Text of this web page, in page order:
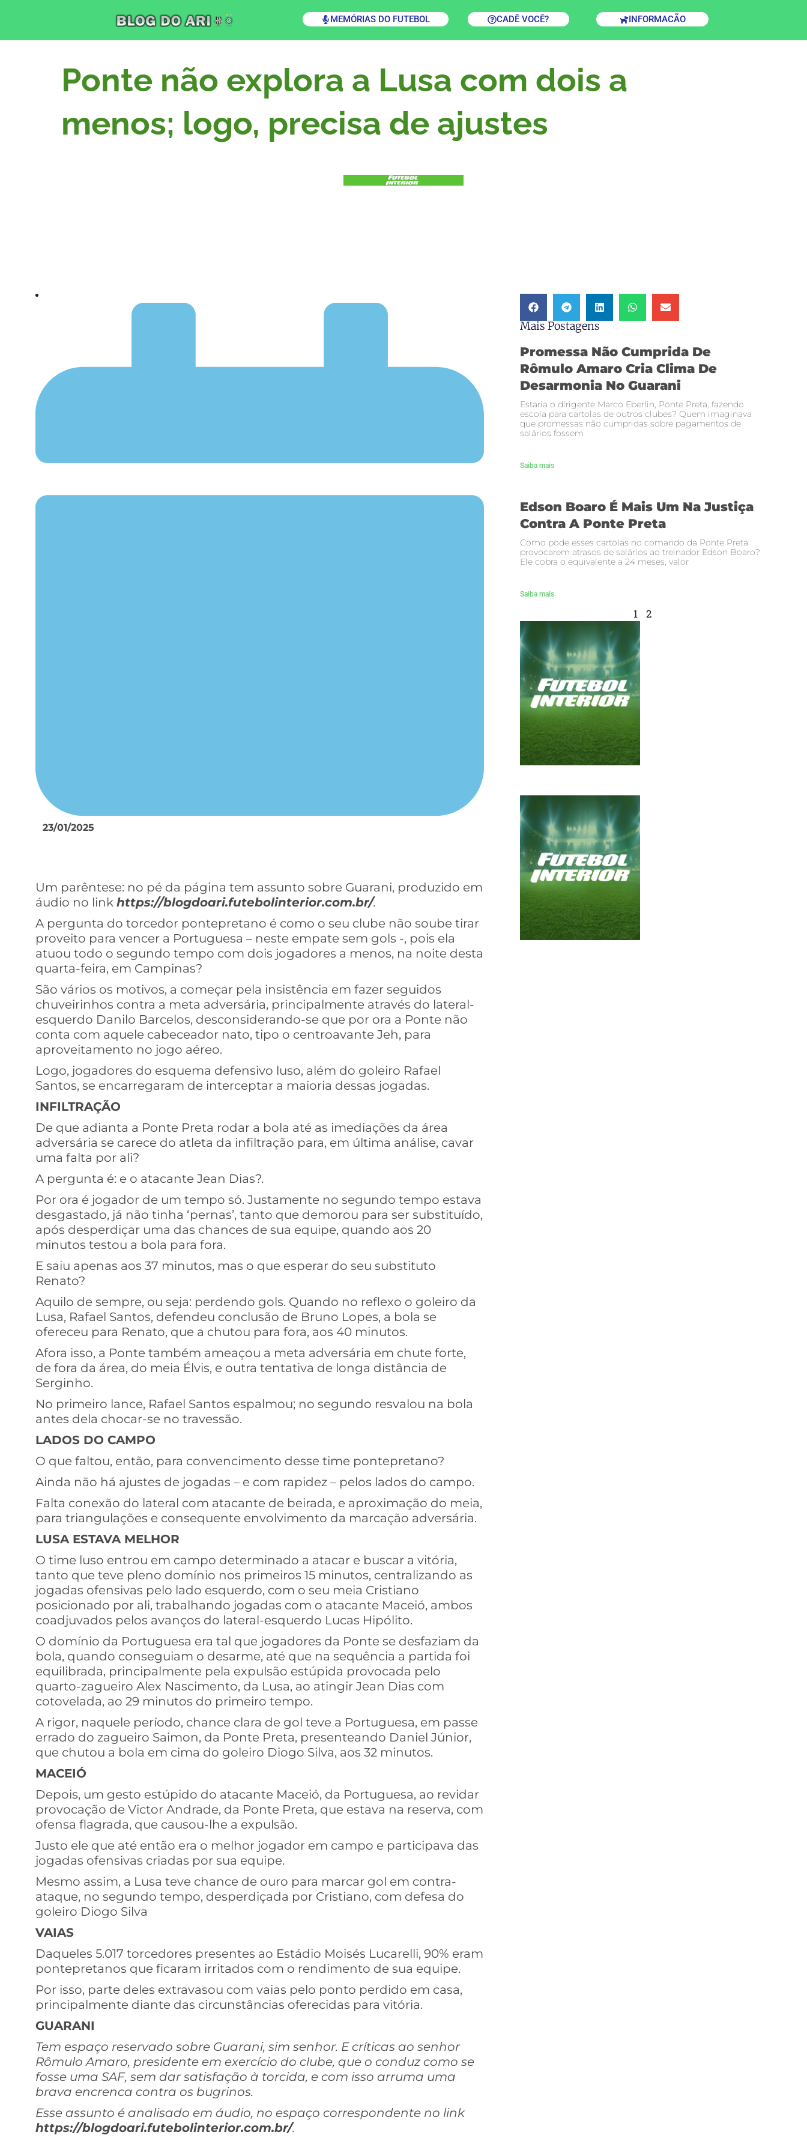
MEMÓRIAS DO FUTEBOL CADÊ VOCÊ? INFORMACÃO
Ponte não explora a Lusa com dois a
menos; logo, precisa de ajustes
23/01/2025
Um parêntese: no pé da página tem assunto sobre Guarani, produzido em
áudio no link https://blogdoari.futebolinterior.com.br/.
A pergunta do torcedor pontepretano é como o seu clube não soube tirar
proveito para vencer a Portuguesa – neste empate sem gols -, pois ela
atuou todo o segundo tempo com dois jogadores a menos, na noite desta
quarta-feira, em Campinas?
São vários os motivos, a começar pela insistência em fazer seguidos
chuveirinhos contra a meta adversária, principalmente através do lateral-
esquerdo Danilo Barcelos, desconsiderando-se que por ora a Ponte não
conta com aquele cabeceador nato, tipo o centroavante Jeh, para
aproveitamento no jogo aéreo.
Logo, jogadores do esquema defensivo luso, além do goleiro Rafael
Santos, se encarregaram de interceptar a maioria dessas jogadas.
INFILTRAÇÃO
De que adianta a Ponte Preta rodar a bola até as imediações da área
adversária se carece do atleta da infiltração para, em última análise, cavar
uma falta por ali?
A pergunta é: e o atacante Jean Dias?.
Por ora é jogador de um tempo só. Justamente no segundo tempo estava
desgastado, já não tinha ‘pernas’, tanto que demorou para ser substituído,
após desperdiçar uma das chances de sua equipe, quando aos 20
minutos testou a bola para fora.
E saiu apenas aos 37 minutos, mas o que esperar do seu substituto
Renato?
Aquilo de sempre, ou seja: perdendo gols. Quando no reflexo o goleiro da
Lusa, Rafael Santos, defendeu conclusão de Bruno Lopes, a bola se
ofereceu para Renato, que a chutou para fora, aos 40 minutos.
Afora isso, a Ponte também ameaçou a meta adversária em chute forte,
de fora da área, do meia Élvis, e outra tentativa de longa distância de
Serginho.
No primeiro lance, Rafael Santos espalmou; no segundo resvalou na bola
antes dela chocar-se no travessão.
LADOS DO CAMPO
O que faltou, então, para convencimento desse time pontepretano?
Ainda não há ajustes de jogadas – e com rapidez – pelos lados do campo.
Falta conexão do lateral com atacante de beirada, e aproximação do meia,
para triangulações e consequente envolvimento da marcação adversária.
LUSA ESTAVA MELHOR
O time luso entrou em campo determinado a atacar e buscar a vitória,
tanto que teve pleno domínio nos primeiros 15 minutos, centralizando as
jogadas ofensivas pelo lado esquerdo, com o seu meia Cristiano
posicionado por ali, trabalhando jogadas com o atacante Maceió, ambos
coadjuvados pelos avanços do lateral-esquerdo Lucas Hipólito.
O domínio da Portuguesa era tal que jogadores da Ponte se desfaziam da
bola, quando conseguiam o desarme, até que na sequência a partida foi
equilibrada, principalmente pela expulsão estúpida provocada pelo
quarto-zagueiro Alex Nascimento, da Lusa, ao atingir Jean Dias com
cotovelada, ao 29 minutos do primeiro tempo.
A rigor, naquele período, chance clara de gol teve a Portuguesa, em passe
errado do zagueiro Saimon, da Ponte Preta, presenteando Daniel Júnior,
que chutou a bola em cima do goleiro Diogo Silva, aos 32 minutos.
MACEIÓ
Depois, um gesto estúpido do atacante Maceió, da Portuguesa, ao revidar
provocação de Victor Andrade, da Ponte Preta, que estava na reserva, com
ofensa flagrada, que causou-lhe a expulsão.
Justo ele que até então era o melhor jogador em campo e participava das
jogadas ofensivas criadas por sua equipe.
Mesmo assim, a Lusa teve chance de ouro para marcar gol em contra-
ataque, no segundo tempo, desperdiçada por Cristiano, com defesa do
goleiro Diogo Silva
VAIAS
Daqueles 5.017 torcedores presentes ao Estádio Moisés Lucarelli, 90% eram
pontepretanos que ficaram irritados com o rendimento de sua equipe.
Por isso, parte deles extravasou com vaias pelo ponto perdido em casa,
principalmente diante das circunstâncias oferecidas para vitória.
GUARANI
Tem espaço reservado sobre Guarani, sim senhor. E críticas ao senhor
Rômulo Amaro, presidente em exercício do clube, que o conduz como se
fosse uma SAF, sem dar satisfação à torcida, e com isso arruma uma
brava encrenca contra os bugrinos.
Esse assunto é analisado em áudio, no espaço correspondente no link
https://blogdoari.futebolinterior.com.br/.
Mais Postagens
Promessa Não Cumprida De
Rômulo Amaro Cria Clima De
Desarmonia No Guarani
Estaria o dirigente Marco Eberlin, Ponte Preta, fazendo
escola para cartolas de outros clubes? Quem imaginava
que promessas não cumpridas sobre pagamentos de
salários fossem
Saiba mais
Edson Boaro É Mais Um Na Justiça
Contra A Ponte Preta
Como pode esses cartolas no comando da Ponte Preta
provocarem atrasos de salários ao treinador Edson Boaro?
Ele cobra o equivalente a 24 meses, valor
Saiba mais
1 2